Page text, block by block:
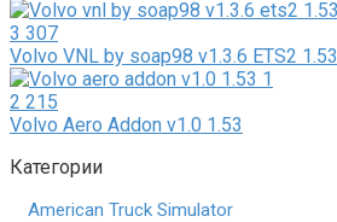
3 307
Volvo VNL by soap98 v1.3.6 ETS2 1.53
2 215
Volvo Aero Addon v1.0 1.53
Категории
American Truck Simulator